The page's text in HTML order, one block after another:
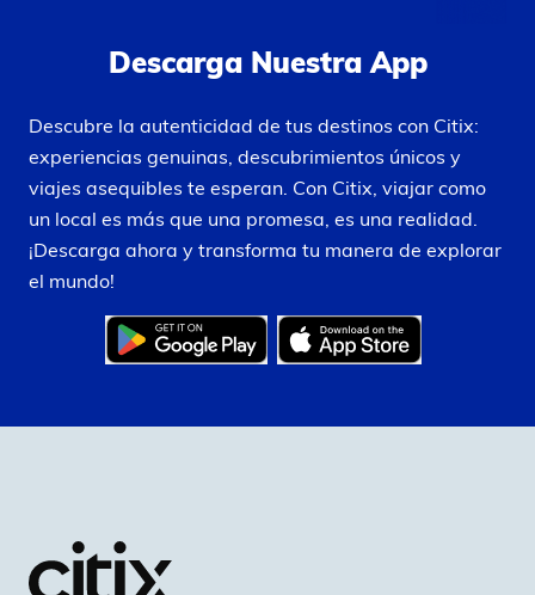
Descarga Nuestra App
Descubre la autenticidad de tus destinos con Citix:
experiencias genuinas, descubrimientos únicos y
viajes asequibles te esperan. Con Citix, viajar como
un local es más que una promesa, es una realidad.
¡Descarga ahora y transforma tu manera de explorar
el mundo!